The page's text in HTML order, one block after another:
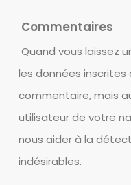
Commentaires
Quand vous laissez
les données inscrites
commentaire, mais
utilisateur de votre
nous aider à la
indésirables.